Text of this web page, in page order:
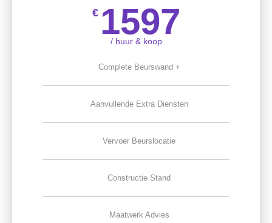
€ 1597
/ huur & koop
Complete Beurswand +
Aanvullende Extra Diensten
Vervoer Beurslocatie
Constructie Stand
Maatwerk Advies